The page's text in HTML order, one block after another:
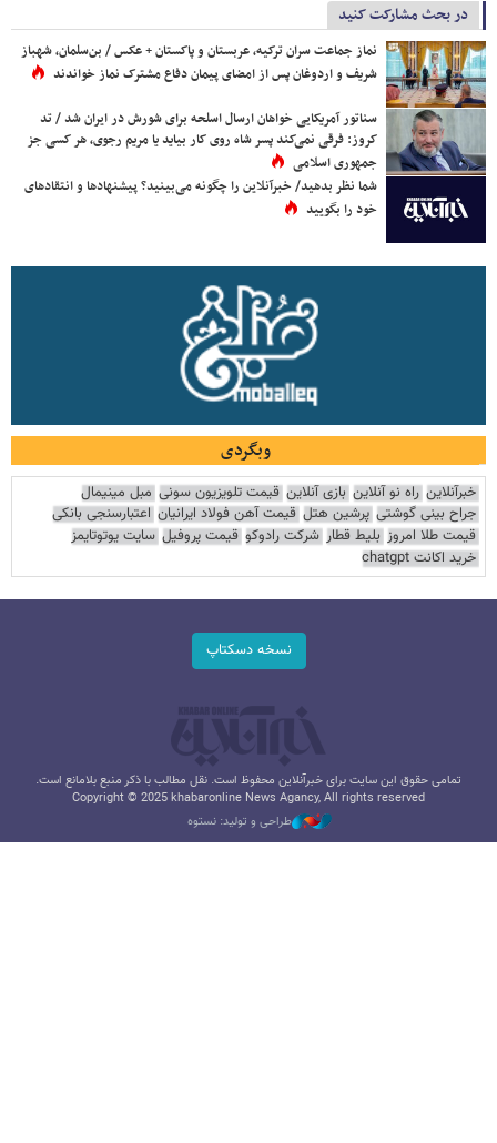
در بحث مشارکت کنید
نماز جماعت سران ترکیه، عربستان و پاکستان + عکس / بن‌سلمان، شهباز
شریف و اردوغان پس از امضای پیمان دفاع مشترک نماز خواندند
سناتور آمریکایی خواهان ارسال اسلحه برای شورش در ایران شد / تد
کروز: فرقی نمی‌کند پسر شاه روی کار بیاید یا مریم رجوی، هر کسی جز
جمهوری اسلامی
شما نظر بدهید/ خبرآنلاین را چگونه می‌بینید؟ پیشنهادها و انتقادهای
خود را بگویید
وبگردی
خبرآنلاین راه نو آنلاین بازی آنلاین قیمت تلویزیون سونی مبل مینیمال
جراح بینی گوشتی پرشین هتل قیمت آهن فولاد ایرانیان اعتبارسنجی بانکی
قیمت طلا امروز بلیط قطار شرکت رادوکو قیمت پروفیل سایت یوتوتایمز
خرید اکانت chatgpt
نسخه دسکتاپ
تمامی حقوق این سایت برای خبرآنلاین محفوظ است. نقل مطالب با ذکر منبع بلامانع است.
Copyright © 2025 khabaronline News Agancy, All rights reserved
طراحی و تولید: نستوه